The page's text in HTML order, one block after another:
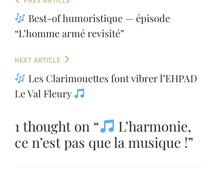
de
l’article
PostBest-of humoristique — épisode
“L’homme armé revisité”
Next
Post
NEXT ARTICLE
Les Clarimouettes font vibrer l’EHPAD
Le Val Fleury
1 thought on “
L’harmonie,
ce n’est pas que la musique !”